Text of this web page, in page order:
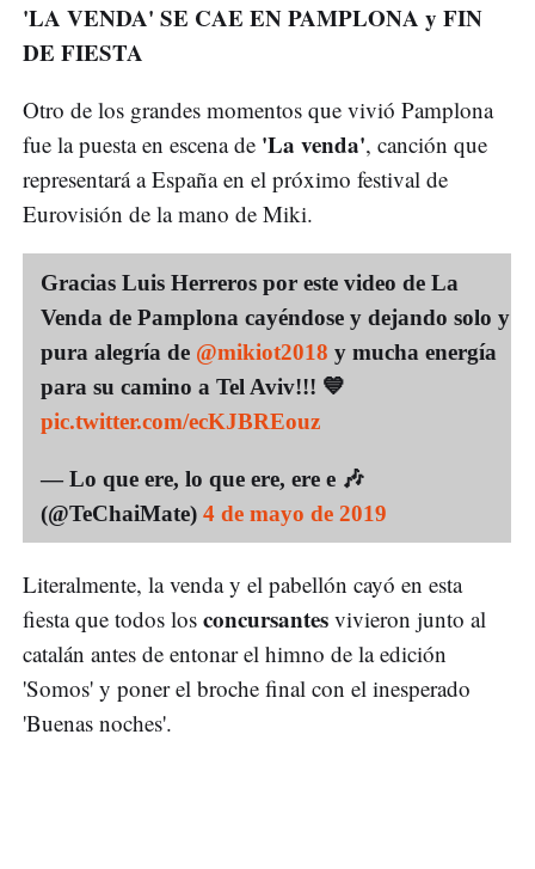
'LA VENDA' SE CAE EN PAMPLONA y FIN
DE FIESTA
Otro de los grandes momentos que vivió Pamplona
fue la puesta en escena de 'La venda', canción que
representará a España en el próximo festival de
Eurovisión de la mano de Miki.
Gracias Luis Herreros por este video de La
Venda de Pamplona cayéndose y dejando solo y
pura alegría de @mikiot2018 y mucha energía
para su camino a Tel Aviv!!! 💙
pic.twitter.com/ecKJBREouz
— Lo que ere, lo que ere, ere e 🎶
(@TeChaiMate) 4 de mayo de 2019
Literalmente, la venda y el pabellón cayó en esta
fiesta que todos los concursantes vivieron junto al
catalán antes de entonar el himno de la edición
'Somos' y poner el broche final con el inesperado
'Buenas noches'.